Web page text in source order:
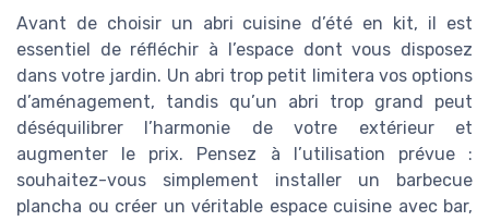
Avant de choisir un abri cuisine d’été en kit, il est
essentiel de réfléchir à l’espace dont vous disposez
dans votre jardin. Un abri trop petit limitera vos options
d’aménagement, tandis qu’un abri trop grand peut
déséquilibrer l’harmonie de votre extérieur et
augmenter le prix. Pensez à l’utilisation prévue :
souhaitez-vous simplement installer un barbecue
plancha ou créer un véritable espace cuisine avec bar,